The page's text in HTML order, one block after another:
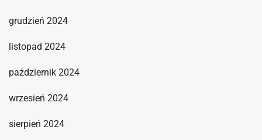
grudzień 2024
listopad 2024
październik 2024
wrzesień 2024
sierpień 2024